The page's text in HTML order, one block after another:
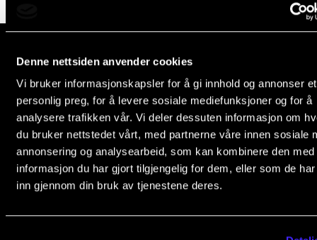
Denne nettsiden anvender cookies
Vi bruker informasjonskapsler for å gi innhold og annonser et
personlig preg, for å levere sosiale mediefunksjoner og for å
analysere trafikken vår. Vi deler dessuten informasjon om
du bruker nettstedet vårt, med partnerne våre innen sosiale
annonsering og analysearbeid, som kan kombinere den med
informasjon du har gjort tilgjengelig for dem, eller som de
inn gjennom din bruk av tjenestene deres.
Betalte spilleoppdrag
Utveksling og reiser
Velferd og helse
AKTUELT
Arrangementer
Norges musikk­høgskole
Slemdalsveien 11
0369 Oslo, Norway
+47 23 36 70 00
post@nmh.no
EKSTERNE NETTSIDER